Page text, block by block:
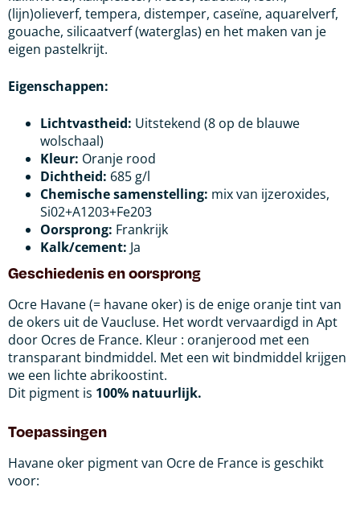
(lijn)olieverf, tempera, distemper, caseïne, aquarelverf,
gouache, silicaatverf (waterglas) en het maken van je
eigen pastelkrijt.
Eigenschappen:
Lichtvastheid: Uitstekend (8 op de blauwe
wolschaal)
Kleur: Oranje rood
Dichtheid: 685 g/l
Chemische samenstelling: mix van ijzeroxides,
Si02+A1203+Fe203
Oorsprong: Frankrijk
Kalk/cement: Ja
Geschiedenis en oorsprong
Ocre Havane (= havane oker) is de enige oranje tint van
de okers uit de Vaucluse. Het wordt vervaardigd in Apt
door Ocres de France. Kleur : oranjerood met een
transparant bindmiddel. Met een wit bindmiddel krijgen
we een lichte abrikoostint.
Dit pigment is 100% natuurlijk.
Toepassingen
Havane oker pigment van Ocre de France is geschikt
voor: